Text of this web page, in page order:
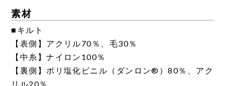
素材
■キルト
【表側】アクリル70％、毛30％
【中糸】ナイロン100％
【裏側】ポリ塩化ビニル（ダンロン®）80％、アク
リル20％